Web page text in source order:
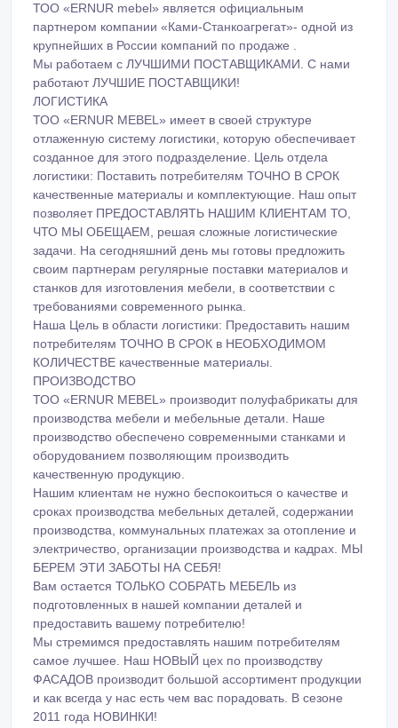
ТОО «ERNUR mebel» является официальным
партнером компании «Ками-Станкоагрегат»- одной из
крупнейших в России компаний по продаже .
Мы работаем с ЛУЧШИМИ ПОСТАВЩИКАМИ. С нами
работают ЛУЧШИЕ ПОСТАВЩИКИ!
ЛОГИСТИКА
ТОО «ERNUR MEBEL» имеет в своей структуре
отлаженную систему логистики, которую обеспечивает
созданное для этого подразделение. Цель отдела
логистики: Поставить потребителям ТОЧНО В СРОК
качественные материалы и комплектующие. Наш опыт
позволяет ПРЕДОСТАВЛЯТЬ НАШИМ КЛИЕНТАМ ТО,
ЧТО МЫ ОБЕЩАЕМ, решая сложные логистические
задачи. На сегодняшний день мы готовы предложить
своим партнерам регулярные поставки материалов и
станков для изготовления мебели, в соответствии с
требованиями современного рынка.
Наша Цель в области логистики: Предоставить нашим
потребителям ТОЧНО В СРОК в НЕОБХОДИМОМ
КОЛИЧЕСТВЕ качественные материалы.
ПРОИЗВОДСТВО
ТОО «ERNUR MEBEL» производит полуфабрикаты для
производства мебели и мебельные детали. Наше
производство обеспечено современными станками и
оборудованием позволяющим производить
качественную продукцию.
Нашим клиентам не нужно беспокоиться о качестве и
сроках производства мебельных деталей, содержании
производства, коммунальных платежах за отопление и
электричество, организации производства и кадрах. МЫ
БЕРЕМ ЭТИ ЗАБОТЫ НА СЕБЯ!
Вам остается ТОЛЬКО СОБРАТЬ МЕБЕЛЬ из
подготовленных в нашей компании деталей и
предоставить вашему потребителю!
Мы стремимся предоставлять нашим потребителям
самое лучшее. Наш НОВЫЙ цех по производству
ФАСАДОВ производит большой ассортимент продукции
и как всегда у нас есть чем вас порадовать. В сезоне
2011 года НОВИНКИ!